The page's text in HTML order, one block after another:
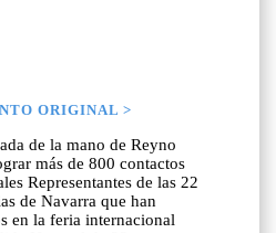
ORIGINAL >
de la mano de Reyno
más de 800 contactos
Representantes de las 22
de Navarra que han
en la feria internacional